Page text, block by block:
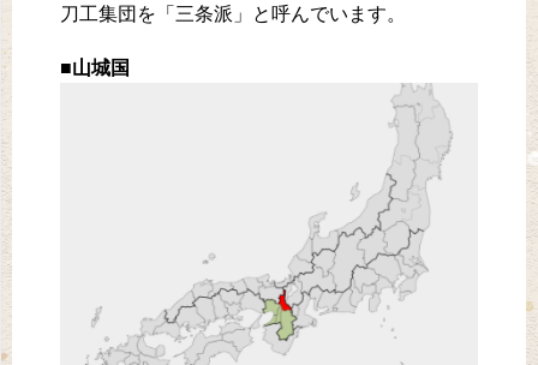
刀工集団を「三条派」と呼んでいます。
■山城国